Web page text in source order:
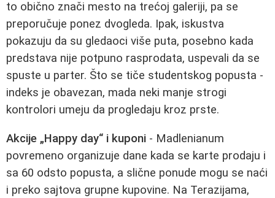
to obično znači mesto na trećoj galeriji, pa se
preporučuje ponez dvogleda. Ipak, iskustva
pokazuju da su gledaoci više puta, posebno kada
predstava nije potpuno rasprodata, uspevali da se
spuste u parter. Što se tiče studentskog popusta -
indeks je obavezan, mada neki manje strogi
kontrolori umeju da progledaju kroz prste.
Akcije „Happy day“ i kuponi - Madlenianum
povremeno organizuje dane kada se karte prodaju i
sa 60 odsto popusta, a slične ponude mogu se naći
i preko sajtova grupne kupovine. Na Terazijama,